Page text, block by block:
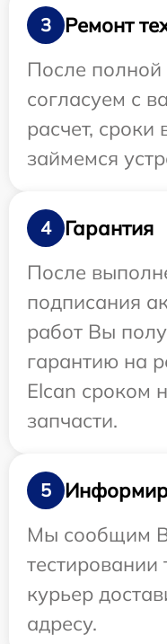
3
Ремонт
После
согласуем с
расчет,
займемся
4
Гарантия
После
подписания
работ Вы
гарантию на
Elcan сроком
запчасти.
5
Мы сообщим
тестировании
курьер
адресу.